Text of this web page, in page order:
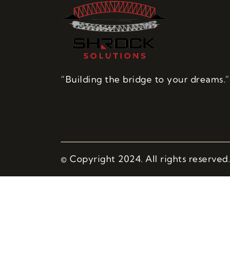
“Building the bridge to your dreams.”
© Copyright 2024. All rights reserved.